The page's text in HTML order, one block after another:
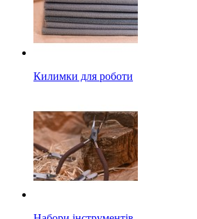
Килимки для роботи